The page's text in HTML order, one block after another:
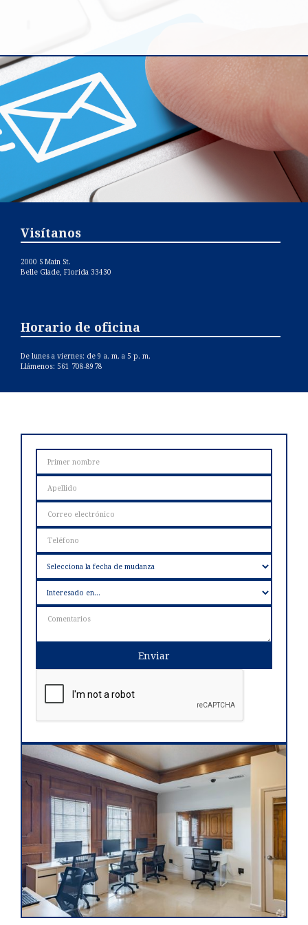
Visítanos
2000 S Main St.
Belle Glade, Florida 33430
Horario de oficina
De lunes a viernes: de 9 a. m. a 5 p. m.
Llámenos: 561 708-8978